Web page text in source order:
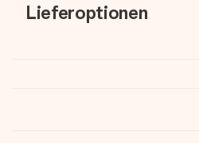
Lieferoptionen